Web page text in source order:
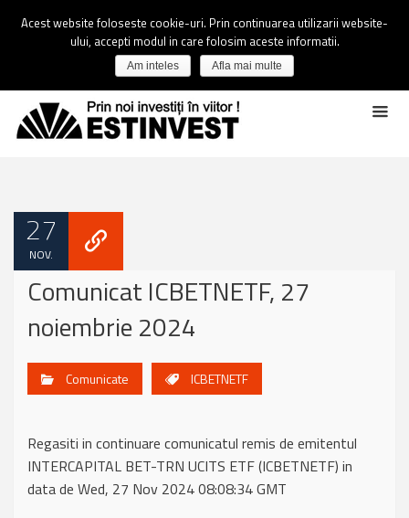
27
NOV.
Comunicat ICBETNETF, 27
noiembrie 2024
Comunicate ICBETNETF
Regasiti in continuare comunicatul remis de emitentul
INTERCAPITAL BET-TRN UCITS ETF (ICBETNETF) in
data de Wed, 27 Nov 2024 08:08:34 GMT
Acest website foloseste cookie-uri. Prin continuarea utilizarii website-
ului, accepti modul in care folosim aceste informatii.
Am inteles Afla mai multe